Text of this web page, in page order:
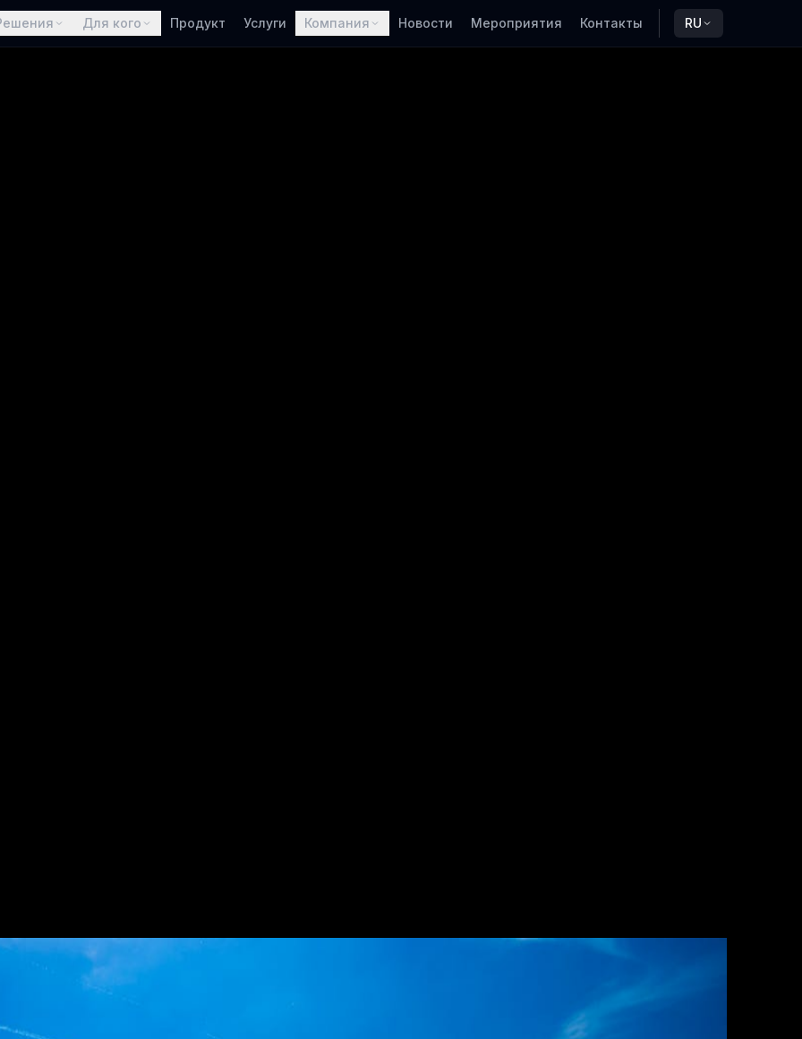
Для кого Продукт Услуги Компания Новости Мероприятия Контакты RU